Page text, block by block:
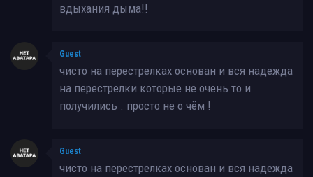
вдыхания дыма!!
Guest
чисто на перестрелках основан и вся надежда
на перестрелки которые не очень то и
получились . просто не о чём !
Guest
чисто на перестрелках основан и вся надежда